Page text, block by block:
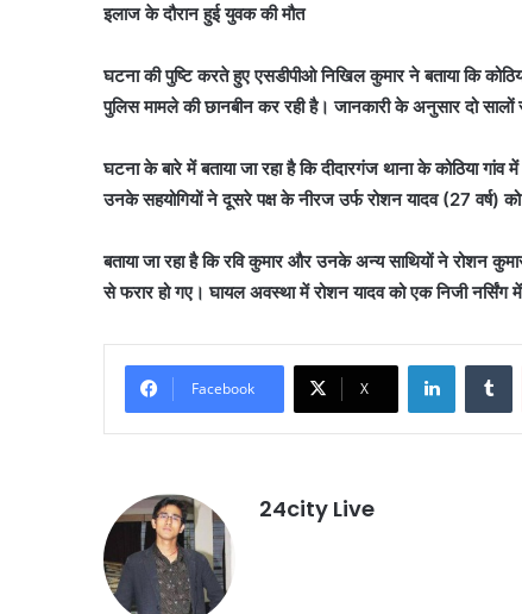
इलाज के दौरान हुई युवक की मौत
घटना की पुष्टि करते हुए एसडीपीओ निखिल कुमार ने बताया कि
पुलिस मामले की छानबीन कर रही है। जानकारी के अनुसार दो
घटना के बारे में बताया जा रहा है कि दीदारगंज थाना के कोठिया
उनके सहयोगियों ने दूसरे पक्ष के नीरज उर्फ रोशन यादव (27 वर्ष)
बताया जा रहा है कि रवि कुमार और उनके अन्य साथियों ने रोशन
से फरार हो गए। घायल अवस्था में रोशन यादव को एक निजी नर्सिंग
Facebook X
LinkedIn
24city Live